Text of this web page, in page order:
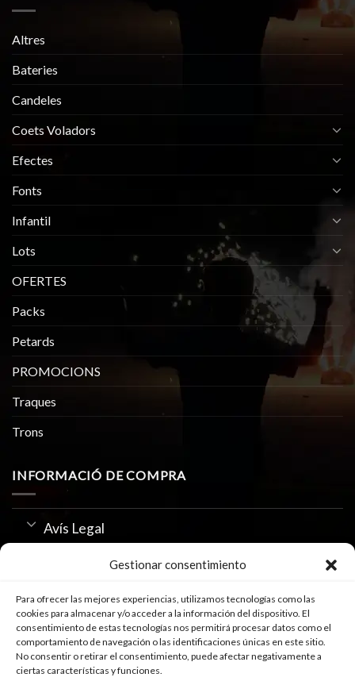
Gestionar consentimiento
Para ofrecer las mejores experiencias, utilizamos tecnologías como las
cookies para almacenar y/o acceder a la información del dispositivo. El
consentimiento de estas tecnologías nos permitirá procesar datos como el
comportamiento de navegación o las identificaciones únicas en este sitio.
No consentir o retirar el consentimiento, puede afectar negativamente a
ciertas características y funciones.
Altres
Bateries
Candeles
Coets Voladors
Efectes
Fonts
Infantil
Lots
OFERTES
Packs
Petards
PROMOCIONS
Traques
Trons
INFORMACIÓ DE COMPRA
Avís Legal
Política de Privacitat
Us de Cookies
SEGUEIX-NOS A